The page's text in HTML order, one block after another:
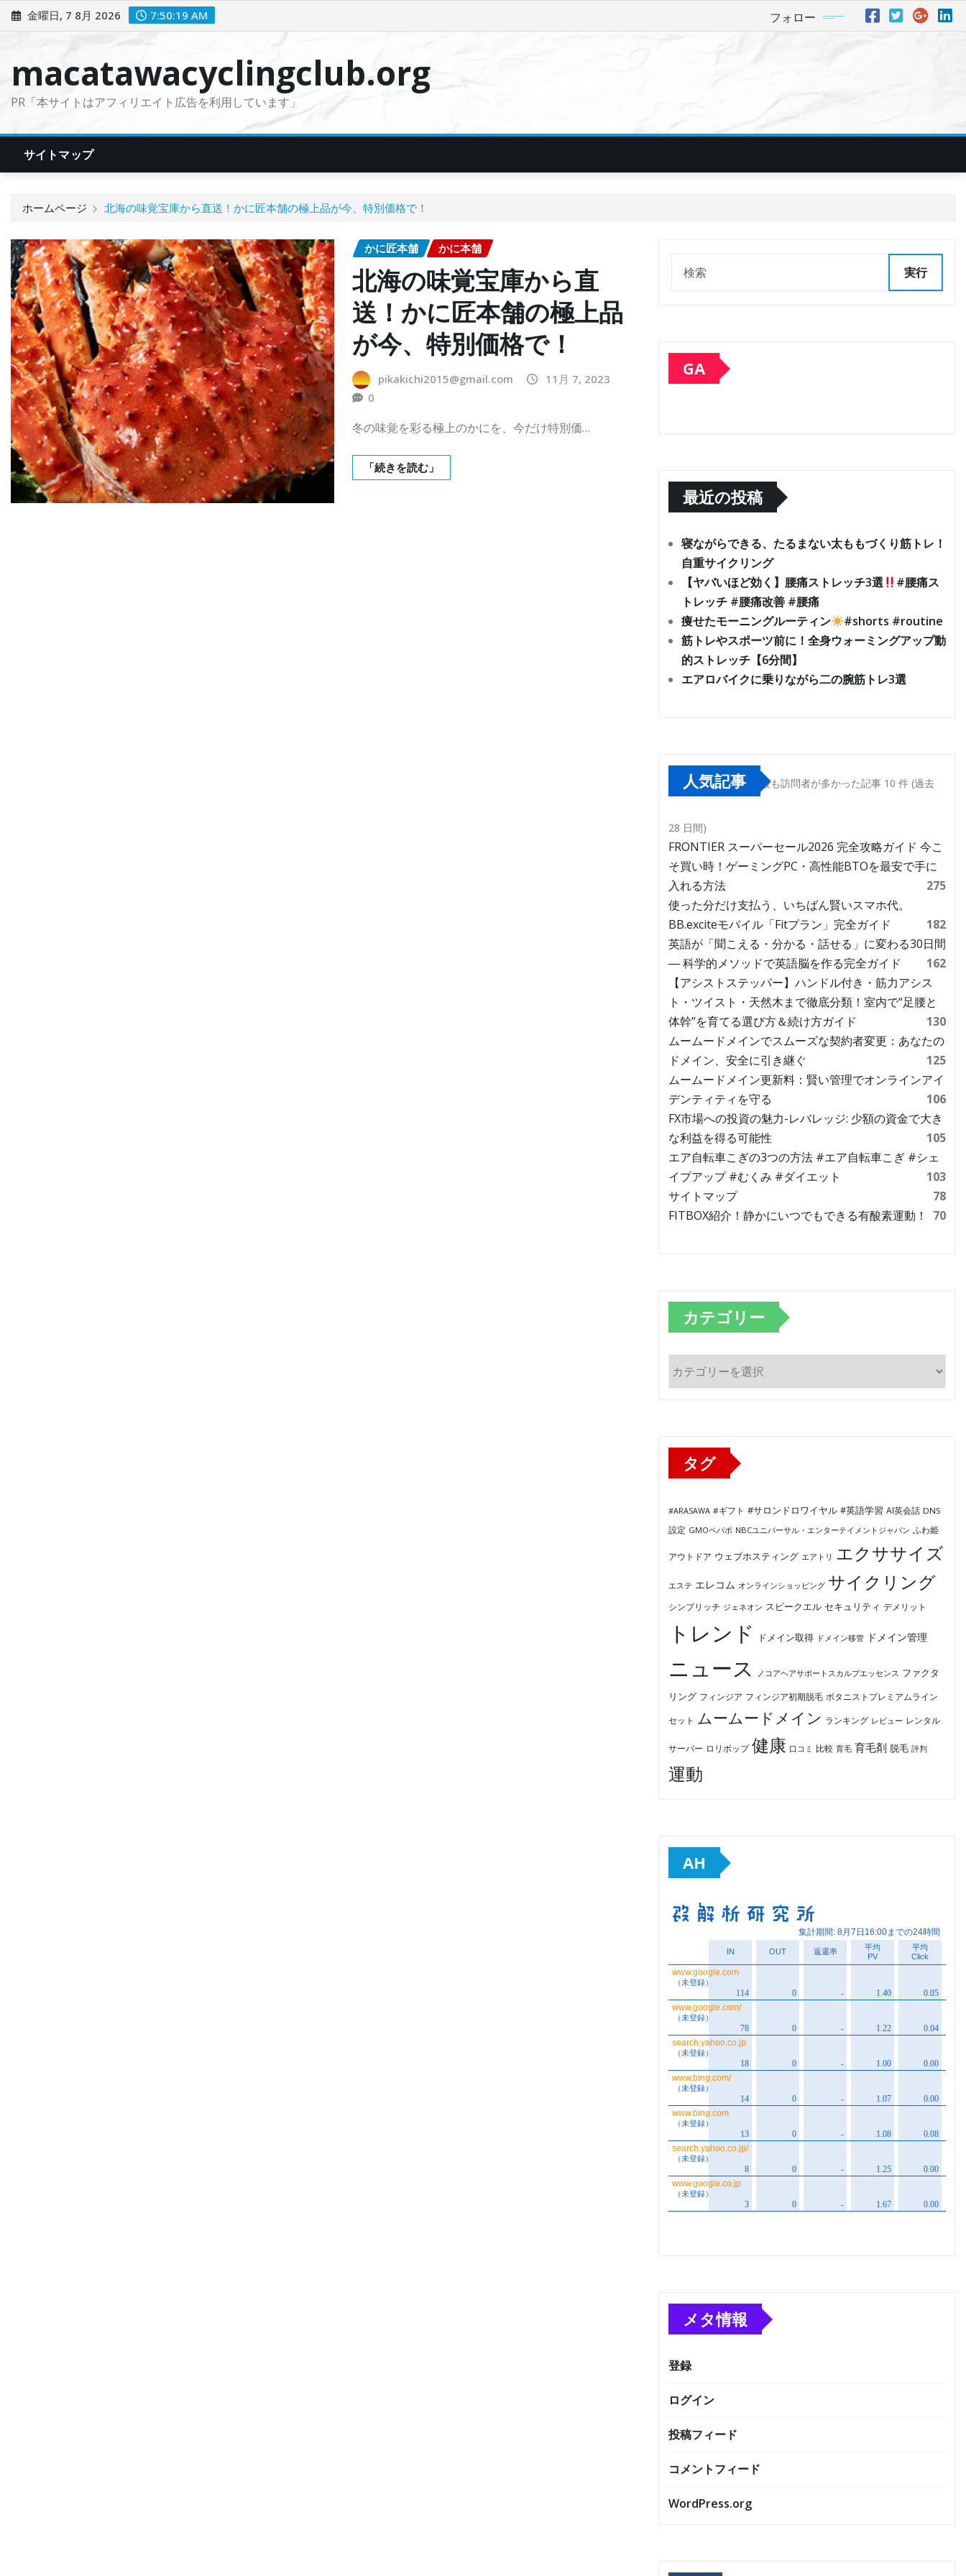
ン
金曜日, 7 8月 2026 7:50:20 AM フォロー
macatawacyclingclub.org
PR「本サイトはアフィリエイト広告を利用しています」
サイトマップ
ホームページ 北海の味覚宝庫から直送！かに匠本舗の極上品が今、特別価格で！
かに匠本舗 かに本舗
北海の味覚宝庫から直
送！かに匠本舗の極上品
が今、特別価格で！
pikakichi2015@gmail.com
11月 7, 2023
0
冬の味覚を彩る極上のかにを、今だけ特別価…
「続きを読む」
実行
GA
最近の投稿
寝ながらできる、たるまない太ももづくり筋トレ！
自重サイクリング
【ヤバいほど効く】腰痛ストレッチ3選
#腰痛ス
トレッチ #腰痛改善 #腰痛
痩せたモーニングルーティン
#shorts #routine
筋トレやスポーツ前に！全身ウォーミングアップ動
的ストレッチ【6分間】
エアロバイクに乗りながら二の腕筋トレ3選
人気記事 最も訪問者が多かった記事 10 件 (過去
28 日間)
FRONTIER スーパーセール2026 完全攻略ガイド 今こ
そ買い時！ゲーミングPC・高性能BTOを最安で手に
入れる方法
275
使った分だけ支払う、いちばん賢いスマホ代。
BB.exciteモバイル「Fitプラン」完全ガイド
182
英語が「聞こえる・分かる・話せる」に変わる30日間
― 科学的メソッドで英語脳を作る完全ガイド
162
【アシストステッパー】ハンドル付き・筋力アシス
ト・ツイスト・天然木まで徹底分類！室内で“足腰と
体幹”を育てる選び方＆続け方ガイド
130
ムームードメインでスムーズな契約者変更：あなたの
ドメイン、安全に引き継ぐ
125
ムームードメイン更新料：賢い管理でオンラインアイ
デンティティを守る
106
FX市場への投資の魅力-レバレッジ: 少額の資金で大き
な利益を得る可能性
105
エア自転車こぎの3つの方法 #エア自転車こぎ #シェ
イプアップ #むくみ #ダイエット
103
サイトマップ
78
FITBOX紹介！静かにいつでもできる有酸素運動！
70
カテゴリー
テ
タグ
#ARASAWA #ギフト #サロンドロワイヤル #英語学習 AI英会話 DNS
設定 GMOペパボ NBCユニバーサル・エンターテイメントジャパン ふわ姫
アウトドア ウェブホスティング エアトリ エクササイズ
エステ エレコム オンラインショッピング サイクリング
シンプリッチ ジェネオン スピークエル セキュリティ デメリット
トレンド ドメイン取得 ドメイン移管 ドメイン管理
ニュース ノコアヘアサポートスカルプエッセンス ファクタ
リング フィンジア フィンジア初期脱毛 ボタニストプレミアムライン
セット ムームードメイン ランキング レビュー レンタル
サーバー ロリポップ 健康 口コミ 比較 育毛 育毛剤 脱毛 評判
運動
AH
メタ情報
登録
ログイン
投稿フィード
コメントフィード
WordPress.org